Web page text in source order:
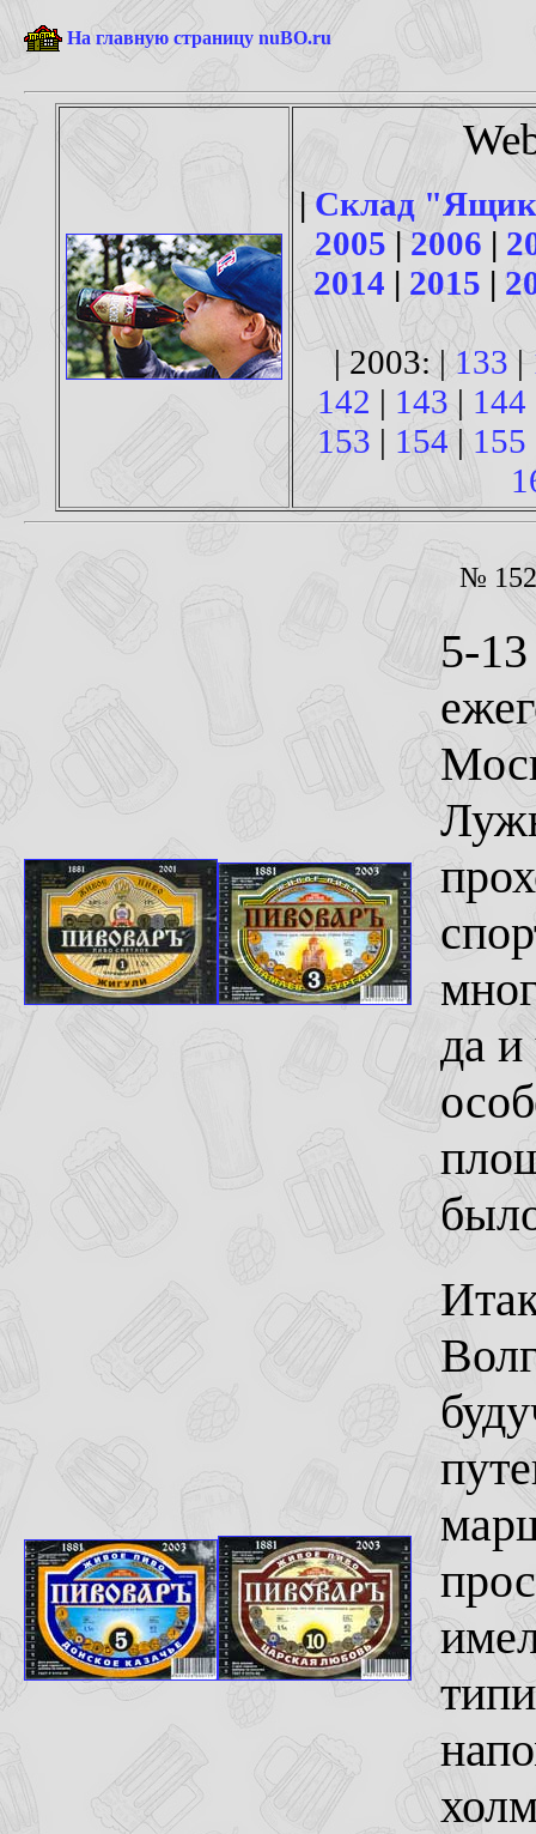
На главную страницу nuBO.ru
| Склад
2005|2006 |
2014 | 2015 |
| 2003: | 133 |
142 | 143 | 144
153 | 154 | 155
№ 152
5-
да и